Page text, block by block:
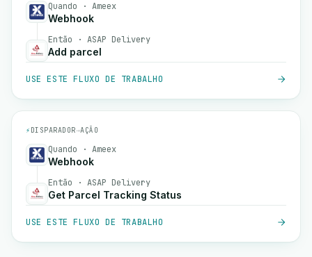
Quando · Ameex
Webhook
Então · ASAP Delivery
Add parcel
USE ESTE FLUXO DE TRABALHO
⚡ DISPARADOR→AÇÃO
Quando · Ameex
Webhook
Então · ASAP Delivery
Get Parcel Tracking Status
USE ESTE FLUXO DE TRABALHO